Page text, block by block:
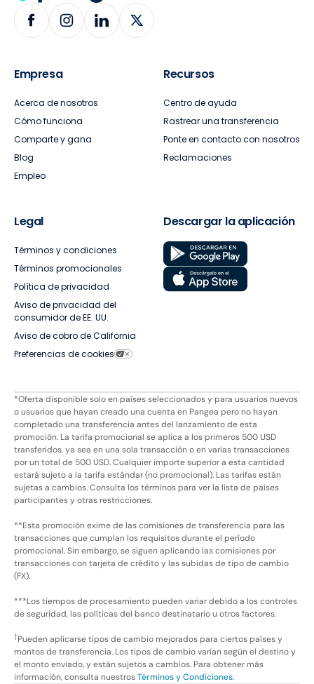
Empresa
Acerca de nosotros
Cómo funciona
Comparte y gana
Blog
Empleo
Recursos
Centro de ayuda
Rastrear una transferencia
Ponte en contacto con nosotros
Reclamaciones
Legal
Términos y condiciones
Términos promocionales
Política de privacidad
Aviso de privacidad del
consumidor de EE. UU.
Aviso de cobro de California
Preferencias de cookies
Descargar la aplicación
*Oferta disponible solo en países seleccionados y para usuarios nuevos
o usuarios que hayan creado una cuenta en Pangea pero no hayan
completado una transferencia antes del lanzamiento de esta
promoción. La tarifa promocional se aplica a los primeros 500 USD
transferidos, ya sea en una sola transacción o en varias transacciones
por un total de 500 USD. Cualquier importe superior a esta cantidad
estará sujeto a la tarifa estándar (no promocional). Las tarifas están
sujetas a cambios. Consulta los términos para ver la lista de países
participantes y otras restricciones.
**Esta promoción exime de las comisiones de transferencia para las
transacciones que cumplan los requisitos durante el período
promocional. Sin embargo, se siguen aplicando las comisiones por
transacciones con tarjeta de crédito y las subidas de tipo de cambio
(FX).
***Los tiempos de procesamiento pueden variar debido a los controles
de seguridad, las políticas del banco destinatario u otros factores.
†Pueden aplicarse tipos de cambio mejorados para ciertos países y
montos de transferencia. Los tipos de cambio varían según el destino y
el monto enviado, y están sujetos a cambios. Para obtener más
información, consulta nuestrosTérminos y Condiciones.